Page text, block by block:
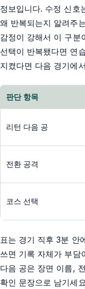
정보입니다. 수정 신호
왜 반복되는지 알려주
감정이 강해서 이 구분
선택이 반복됐다면 연
지켰다면 다음 경기에
판단 항목
리턴 다음 공
전환 공격
코스 선택
표는 경기 직후 3분 안
쓰면 기록 자체가 부담
다음 공은 장면 이름,
확인 문장으로 남기세